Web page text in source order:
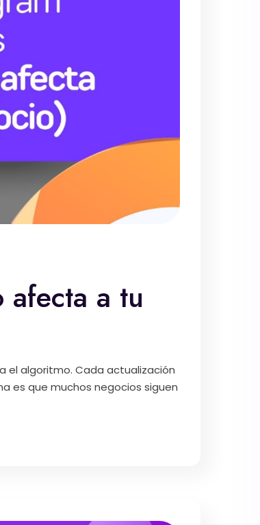
afecta a tu
el algoritmo. Cada actualización
es que muchos negocios siguen